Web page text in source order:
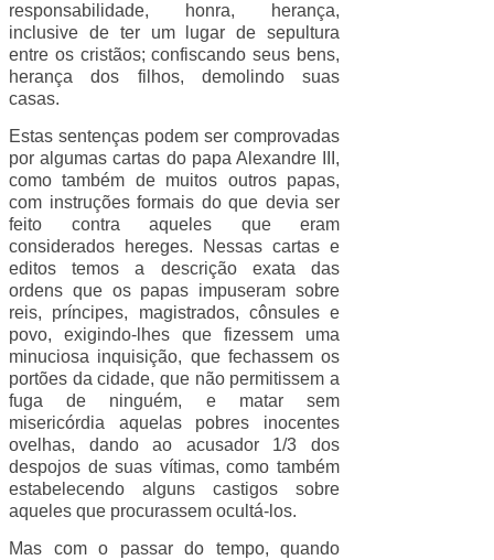
responsabilidade, honra, herança,
inclusive de ter um lugar de sepultura
entre os cristãos; confiscando seus bens,
herança dos filhos, demolindo suas
casas.
Estas sentenças podem ser comprovadas
por algumas cartas do papa Alexandre III,
como também de muitos outros papas,
com instruções formais do que devia ser
feito contra aqueles que eram
considerados hereges. Nessas cartas e
editos temos a descrição exata das
ordens que os papas impuseram sobre
reis, príncipes, magistrados, cônsules e
povo, exigindo-lhes que fizessem uma
minuciosa inquisição, que fechassem os
portões da cidade, que não permitissem a
fuga de ninguém, e matar sem
misericórdia aquelas pobres inocentes
ovelhas, dando ao acusador 1/3 dos
despojos de suas vítimas, como também
estabelecendo alguns castigos sobre
aqueles que procurassem ocultá-los.
Mas com o passar do tempo, quando